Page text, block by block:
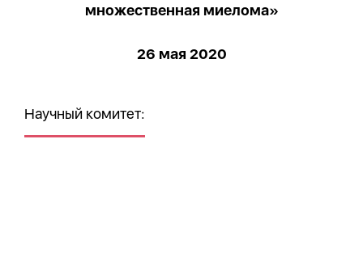
множественная миелома»
26 мая 2020
Научный комитет: